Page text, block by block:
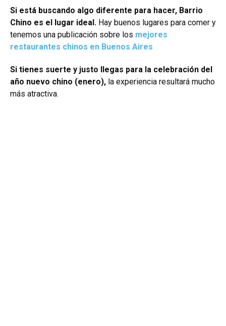
Si está buscando algo diferente para hacer, Barrio
Chino es el lugar ideal. Hay buenos lugares para comer y
tenemos una publicación sobre los mejores
restaurantes chinos en Buenos Aires
Si tienes suerte y justo llegas para la celebración del
año nuevo chino (enero), la experiencia resultará mucho
más atractiva.